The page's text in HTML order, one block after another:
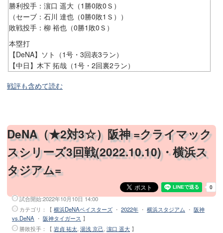
勝利投手：濵口 遥大（1勝0敗0Ｓ）
（セーブ：石川 達也（0勝0敗1Ｓ））
敗戦投手：柳 裕也（0勝1敗0Ｓ）
本塁打
【DeNA】ソト（1号・3回表3ラン）
【中日】木下 拓哉（1号・2回裏2ラン）
戦評も含めて読む
DeNA（★2対3☆）阪神 =クライマック
スシリーズ3回戦(2022.10.10)・横浜ス
タジアム=
試合開始:2022年10月10日 14:00
カテゴリ：【 横浜DeNAベイスターズ ・ 2022年 ・ 横浜スタジアム ・ 阪神
vs.DeNA ・ 阪神タイガース 】
勝敗投手 ：【 岩貞 祐太 湯浅 京己 濵口 遥大 】